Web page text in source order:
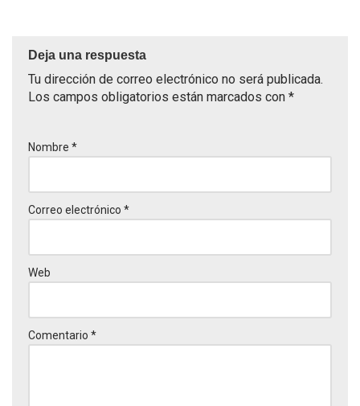
Deja una respuesta
Tu dirección de correo electrónico no será publicada.
Los campos obligatorios están marcados con *
Nombre *
Correo electrónico *
Web
Comentario *